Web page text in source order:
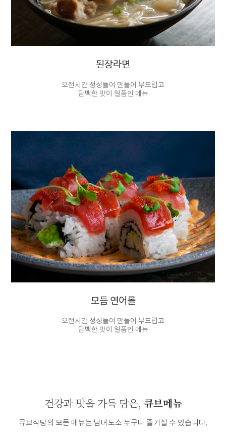
된장라면
오랜시간 정성들여 만들어 부드럽고
담백한 맛이 일품인 메뉴
모듬 연어롤
오랜시간 정성들여 만들어 부드럽고
담백한 맛이 일품인 메뉴
건강과 맛을 가득 담은, 큐브메뉴
큐브식당의 모든 메뉴는 남녀노소 누구나 즐기실 수 있습니다.